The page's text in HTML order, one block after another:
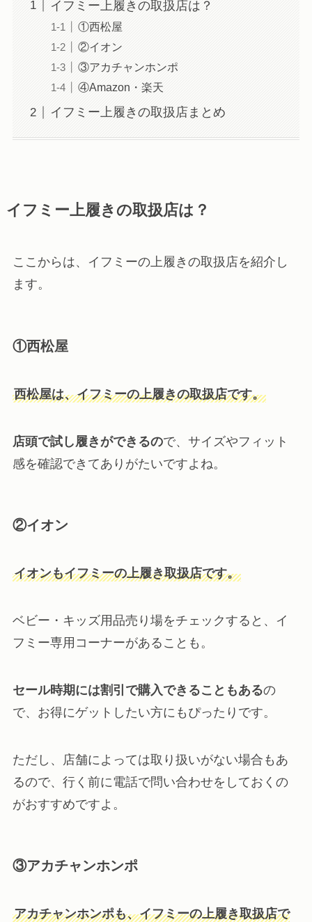
イフミー上履きの取扱店は？
①西松屋
②イオン
③アカチャンホンポ
④Amazon・楽天
イフミー上履きの取扱店まとめ
イフミー上履きの取扱店は？
ここからは、イフミーの上履きの取扱店を紹介し
ます。
①西松屋
西松屋は、イフミーの上履きの取扱店です。
店頭で試し履きができるので、サイズやフィット
感を確認できてありがたいですよね。
②イオン
イオンもイフミーの上履き取扱店です。
ベビー・キッズ用品売り場をチェックすると、イ
フミー専用コーナーがあることも。
セール時期には割引で購入できることもあるの
で、お得にゲットしたい方にもぴったりです。
ただし、店舗によっては取り扱いがない場合もあ
るので、行く前に電話で問い合わせをしておくの
がおすすめですよ。
③アカチャンホンポ
アカチャンホンポも、イフミーの上履き取扱店で